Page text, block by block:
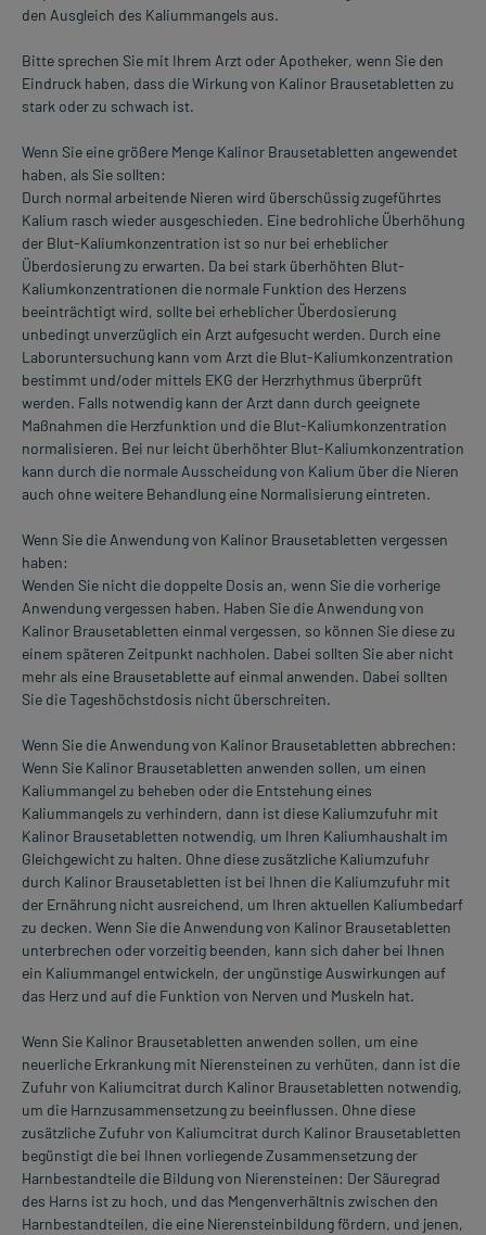
den Ausgleich des Kaliummangels aus.
Bitte sprechen Sie mit Ihrem Arzt oder Apotheker, wenn Sie den
Eindruck haben, dass die Wirkung von Kalinor Brausetabletten zu
stark oder zu schwach ist.
Wenn Sie eine größere Menge Kalinor Brausetabletten angewendet
haben, als Sie sollten:
Durch normal arbeitende Nieren wird überschüssig zugeführtes
Kalium rasch wieder ausgeschieden. Eine bedrohliche Überhöhung
der Blut-Kaliumkonzentration ist so nur bei erheblicher
Überdosierung zu erwarten. Da bei stark überhöhten Blut-
Kaliumkonzentrationen die normale Funktion des Herzens
beeinträchtigt wird, sollte bei erheblicher Überdosierung
unbedingt unverzüglich ein Arzt aufgesucht werden. Durch eine
Laboruntersuchung kann vom Arzt die Blut-Kaliumkonzentration
bestimmt und/oder mittels EKG der Herzrhythmus überprüft
werden. Falls notwendig kann der Arzt dann durch geeignete
Maßnahmen die Herzfunktion und die Blut-Kaliumkonzentration
normalisieren. Bei nur leicht überhöhter Blut-Kaliumkonzentration
kann durch die normale Ausscheidung von Kalium über die Nieren
auch ohne weitere Behandlung eine Normalisierung eintreten.
Wenn Sie die Anwendung von Kalinor Brausetabletten vergessen
haben:
Wenden Sie nicht die doppelte Dosis an, wenn Sie die vorherige
Anwendung vergessen haben. Haben Sie die Anwendung von
Kalinor Brausetabletten einmal vergessen, so können Sie diese zu
einem späteren Zeitpunkt nachholen. Dabei sollten Sie aber nicht
mehr als eine Brausetablette auf einmal anwenden. Dabei sollten
Sie die Tageshöchstdosis nicht überschreiten.
Wenn Sie die Anwendung von Kalinor Brausetabletten abbrechen:
Wenn Sie Kalinor Brausetabletten anwenden sollen, um einen
Kaliummangel zu beheben oder die Entstehung eines
Kaliummangels zu verhindern, dann ist diese Kaliumzufuhr mit
Kalinor Brausetabletten notwendig, um Ihren Kaliumhaushalt im
Gleichgewicht zu halten. Ohne diese zusätzliche Kaliumzufuhr
durch Kalinor Brausetabletten ist bei Ihnen die Kaliumzufuhr mit
der Ernährung nicht ausreichend, um Ihren aktuellen Kaliumbedarf
zu decken. Wenn Sie die Anwendung von Kalinor Brausetabletten
unterbrechen oder vorzeitig beenden, kann sich daher bei Ihnen
ein Kaliummangel entwickeln, der ungünstige Auswirkungen auf
das Herz und auf die Funktion von Nerven und Muskeln hat.
Wenn Sie Kalinor Brausetabletten anwenden sollen, um eine
neuerliche Erkrankung mit Nierensteinen zu verhüten, dann ist die
Zufuhr von Kaliumcitrat durch Kalinor Brausetabletten notwendig,
um die Harnzusammensetzung zu beeinflussen. Ohne diese
zusätzliche Zufuhr von Kaliumcitrat durch Kalinor Brausetabletten
begünstigt die bei Ihnen vorliegende Zusammensetzung der
Harnbestandteile die Bildung von Nierensteinen: Der Säuregrad
des Harns ist zu hoch, und das Mengenverhältnis zwischen den
Harnbestandteilen, die eine Nierensteinbildung fördern, und jenen,